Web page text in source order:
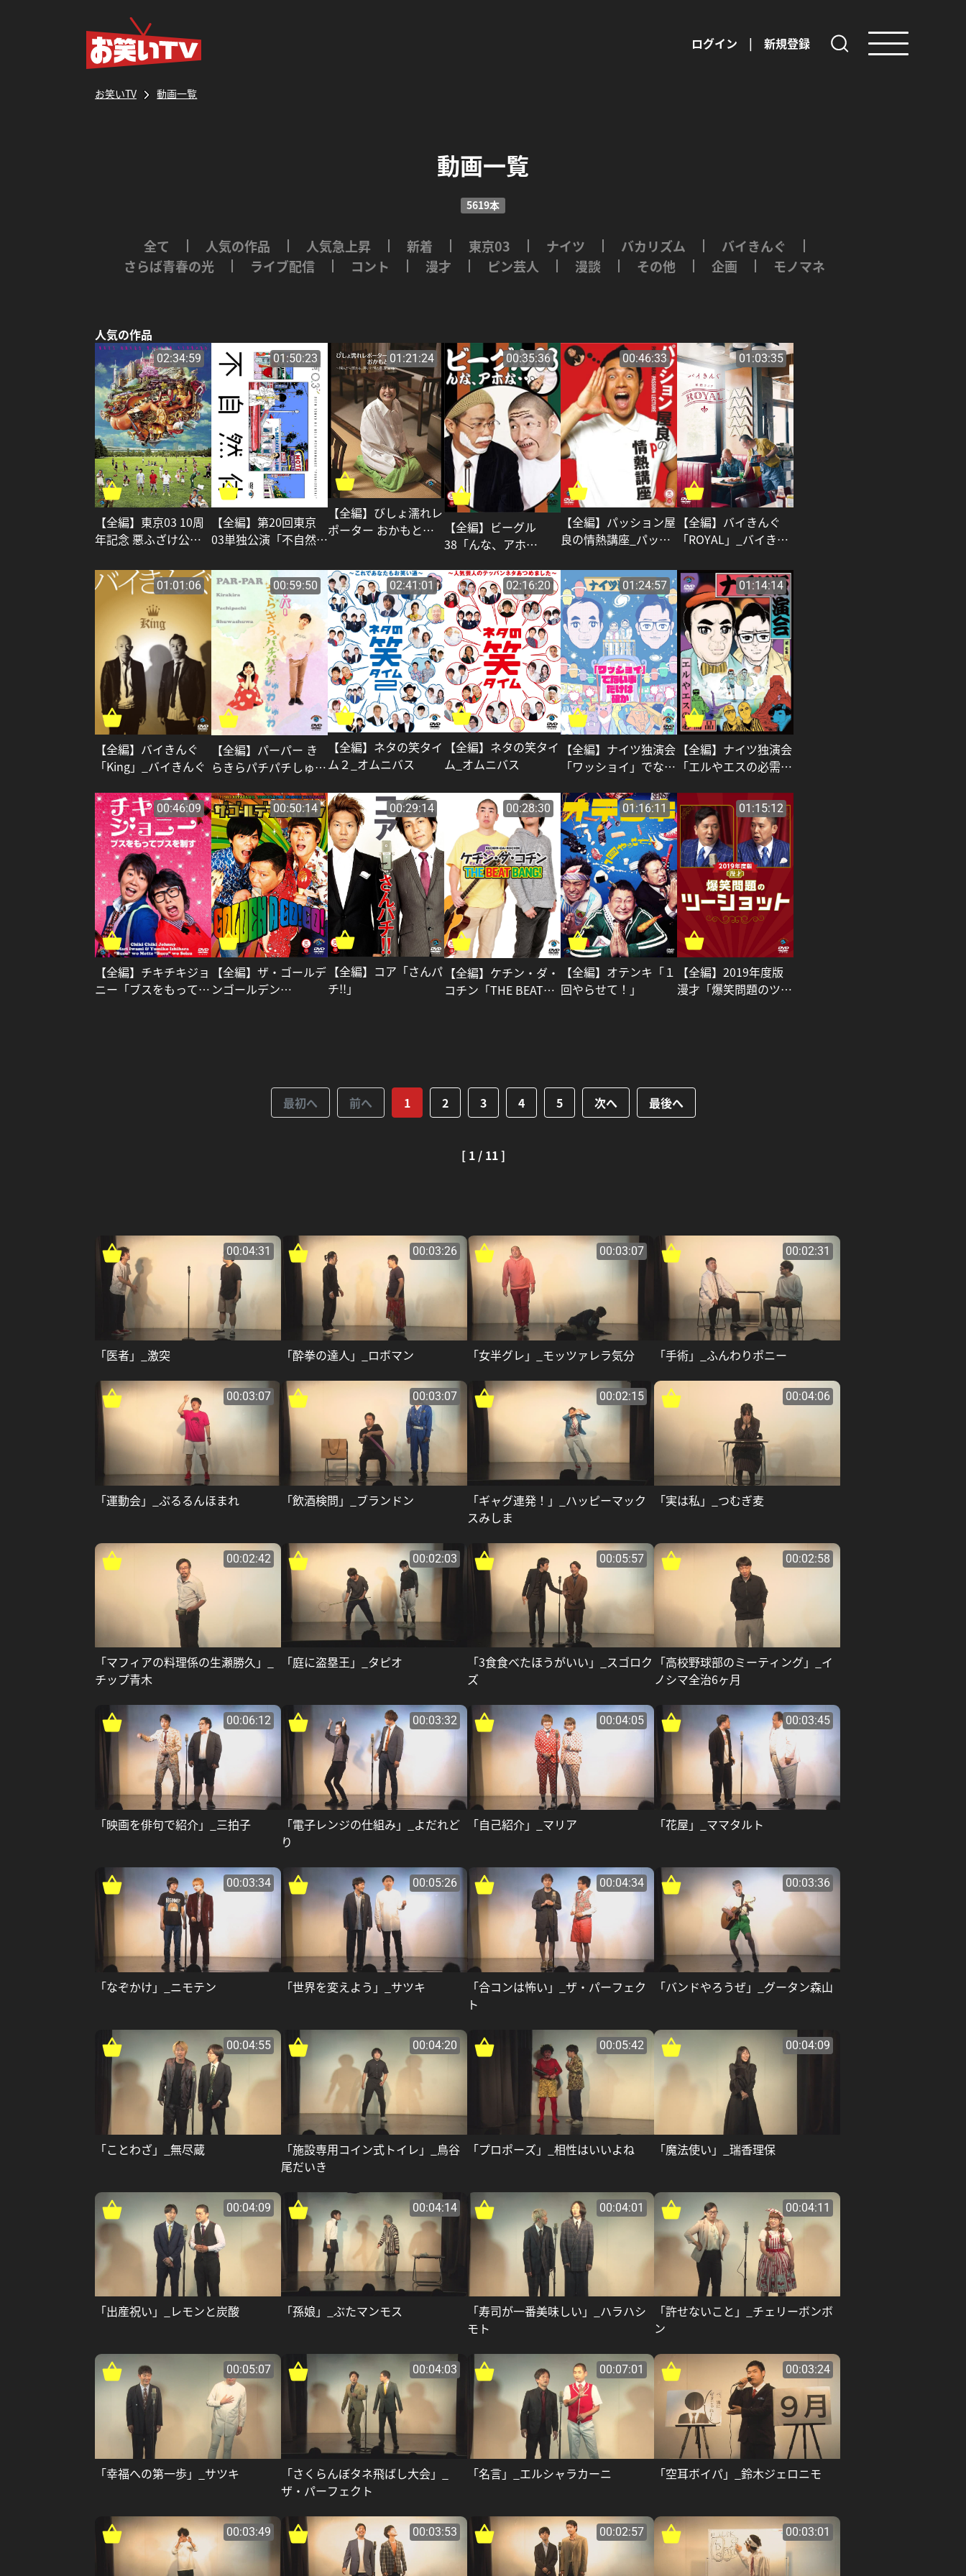
ログイン | 新規登録
お笑いTV 動画一覧
動画一覧
5619本
全て 人気の作品 人気急上昇 新着 東京03 ナイツ バカリズム
バイきんぐ
さらば青春の光
ライブ配信 コント 漫才 ピン芸人 漫談 その他 企画 モノマネ
人気の作品
02:34:59
【全編】東京03 10周
年記念 悪ふざけ公演
東京03
01:50:23
【全編】第20回東京
03単独公演「不自然
01:21:24
【全編】びしょ濡れレ
ポーター おかもとま
ハリウッドザコシショ
ウ
00:35:36
【全編】ビーグル
38「んな、アホ
ドザコシショウ
00:46:33
【全編】パッション屋
良の情熱講座_パッシ
01:03:35
【全編】バイきんぐ
「ROYAL」_バイきん
01:01:06
【全編】バイきんぐ
「King」_バイきんぐ
00:59:50
【全編】パーパー き
らきらパチパチしゅわ
02:41:01
【全編】ネタの笑タイ
ム２_オムニバス
02:16:20
【全編】ネタの笑タイ
ム_オムニバス
01:24:57
【全編】ナイツ独演会
「ワッショイ」でない
01:14:14
【全編】ナイツ独演会
「エルやエスの必需
00:46:09
【全編】チキチキジョ
ニー「ブスをもってブ
00:50:14
【全編】ザ・ゴールデ
ンゴールデン
00:29:14
【全編】コア「さんパ
チ!!」
00:28:30
【全編】ケチン・ダ・
コチン「THE BEAT
01:16:11
【全編】オテンキ「１
回やらせて！」
01:15:12
【全編】2019年度版
漫才「爆笑問題のツー
最初へ 前へ 1 2 3 4 5 次へ 最後へ
[ 1 / 11 ]
00:04:31
「医者」_激突
00:03:26
「酔拳の達人」_ロボマン
00:03:07
「女半グレ」_モッツァレラ気分
00:02:31
「手術」_ふんわりポニー
00:03:07
「運動会」_ぷるるんほまれ
00:03:07
「飲酒検問」_ブランドン
00:02:15
「ギャグ連発！」_ハッピーマック
スみしま
00:04:06
「実は私」_つむぎ麦
00:02:42
「マフィアの料理係の生瀬勝久」_
チップ青木
00:02:03
「庭に盗塁王」_タピオ
00:05:57
「3食食べたほうがいい」_スゴロク
ズ
00:02:58
「高校野球部のミーティング」_イ
ノシマ全治6ヶ月
00:06:12
「映画を俳句で紹介」_三拍子
00:03:32
「電子レンジの仕組み」_よだれど
り
00:04:05
「自己紹介」_マリア
00:03:45
「花屋」_ママタルト
00:03:34
「なぞかけ」_ニモテン
00:05:26
「世界を変えよう」_サツキ
00:04:34
「合コンは怖い」_ザ・パーフェク
ト
00:03:36
「バンドやろうぜ」_グータン森山
00:04:55
「ことわざ」_無尽蔵
00:04:20
「施設専用コイン式トイレ」_鳥谷
尾だいき
00:05:42
「プロポーズ」_相性はいいよね
00:04:09
「魔法使い」_瑞香理保
00:04:09
「出産祝い」_レモンと炭酸
00:04:14
「孫娘」_ぶたマンモス
00:04:01
「寿司が一番美味しい」_ハラハシ
モト
00:04:11
「許せないこと」_チェリーボンボ
ン
00:05:07
「幸福への第一歩」_サツキ
00:04:03
「さくらんぼタネ飛ばし大会」_
ザ・パーフェクト
00:07:01
「名言」_エルシャラカーニ
00:03:24
「空耳ボイパ」_鈴木ジェロニモ
00:03:49 00:03:53 00:02:57 00:03:01